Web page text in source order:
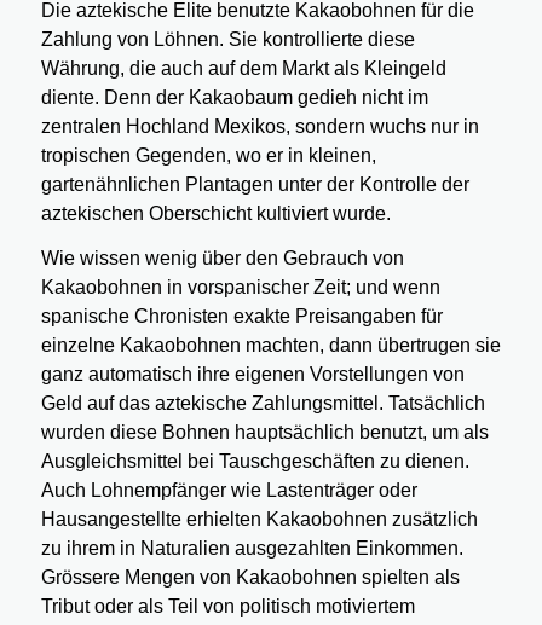
Die aztekische Elite benutzte Kakaobohnen für die
Zahlung von Löhnen. Sie kontrollierte diese
Währung, die auch auf dem Markt als Kleingeld
diente. Denn der Kakaobaum gedieh nicht im
zentralen Hochland Mexikos, sondern wuchs nur in
tropischen Gegenden, wo er in kleinen,
gartenähnlichen Plantagen unter der Kontrolle der
aztekischen Oberschicht kultiviert wurde.
Wie wissen wenig über den Gebrauch von
Kakaobohnen in vorspanischer Zeit; und wenn
spanische Chronisten exakte Preisangaben für
einzelne Kakaobohnen machten, dann übertrugen sie
ganz automatisch ihre eigenen Vorstellungen von
Geld auf das aztekische Zahlungsmittel. Tatsächlich
wurden diese Bohnen hauptsächlich benutzt, um als
Ausgleichsmittel bei Tauschgeschäften zu dienen.
Auch Lohnempfänger wie Lastenträger oder
Hausangestellte erhielten Kakaobohnen zusätzlich
zu ihrem in Naturalien ausgezahlten Einkommen.
Grössere Mengen von Kakaobohnen spielten als
Tribut oder als Teil von politisch motiviertem